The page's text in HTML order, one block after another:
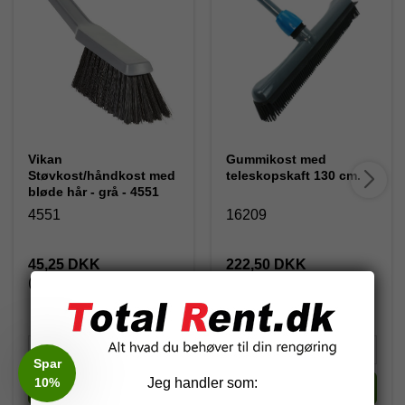
Vikan
Støvkost/håndkost med
bløde hår - grå - 4551
4551
45,25 DKK
(inkl. moms)
Gummikost med
teleskopskaft 130 cm.
16209
222,50 DKK
Jeg handler som:
Spar
10%